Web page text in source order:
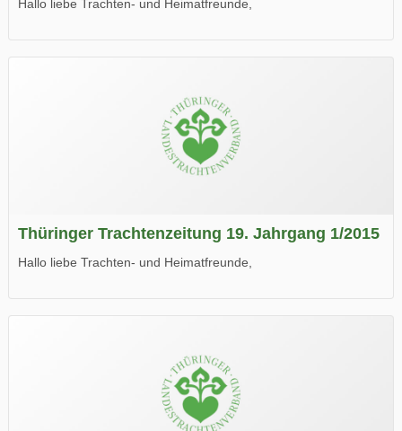
Hallo liebe Trachten- und Heimatfreunde,
Wir wünschen Euch viel Spaß beim Lesen.
Thüringer Trachtenzeitung 19. Jahrgang 1/2015
Hallo liebe Trachten- und Heimatfreunde,
Wir wünschen Euch viel Spaß beim Lesen.